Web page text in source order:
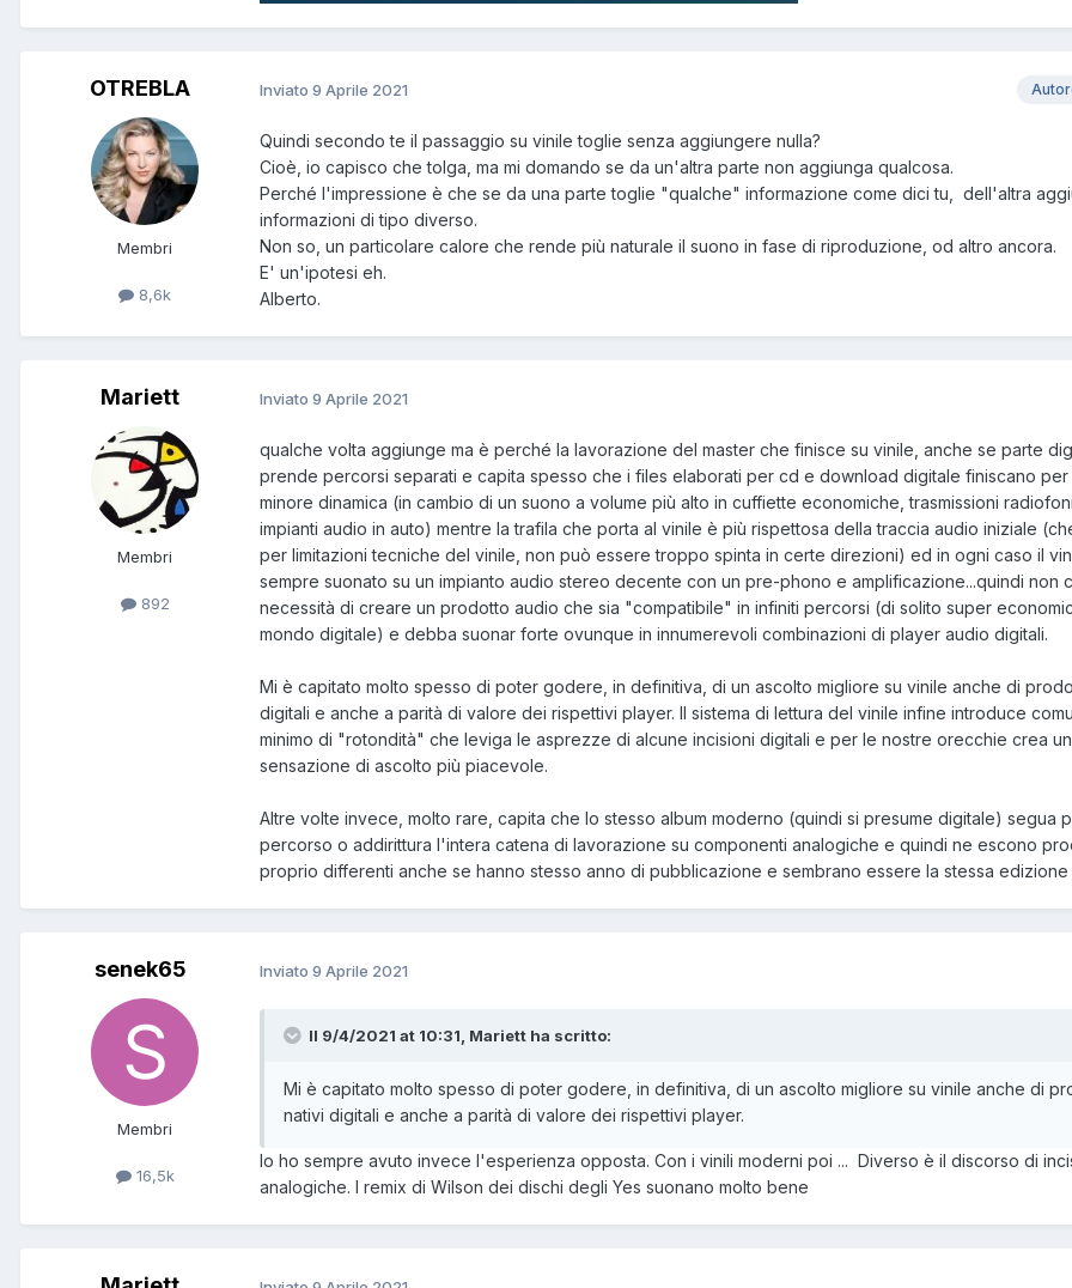
OTREBLA
Membri
8,6k
Inviato 9 Aprile 2021
Quindi secondo te il passaggio su vinile toglie senza aggiungere nulla?
Cioè, io capisco che tolga, ma mi domando se da un'altra parte non aggiunga qualcosa.
Perché l'impressione è che se da una parte toglie "qualche" informazione come dici tu, dell'altra
informazioni di tipo diverso.
Non so, un particolare calore che rende più naturale il suono in fase di riproduzione, od altro ancora.
E' un'ipotesi eh.
Alberto.
Mariett
Membri
892
Inviato 9 Aprile 2021
qualche volta aggiunge ma è perché la lavorazione del master che finisce su vinile, anche se parte
prende percorsi separati e capita spesso che i files elaborati per cd e download digitale finiscano per
minore dinamica (in cambio di un suono a volume più alto in cuffiette economiche, trasmissioni
impianti audio in auto) mentre la trafila che porta al vinile è più rispettosa della traccia audio iniziale
per limitazioni tecniche del vinile, non può essere troppo spinta in certe direzioni) ed in ogni caso il
sempre suonato su un impianto audio stereo decente con un pre-phono e amplificazione...quindi non
necessità di creare un prodotto audio che sia "compatibile" in infiniti percorsi (di solito super
mondo digitale) e debba suonar forte ovunque in innumerevoli combinazioni di player audio digitali.
Mi è capitato molto spesso di poter godere, in definitiva, di un ascolto migliore su vinile anche di
digitali e anche a parità di valore dei rispettivi player. Il sistema di lettura del vinile infine introduce
minimo di "rotondità" che leviga le asprezze di alcune incisioni digitali e per le nostre orecchie crea
sensazione di ascolto più piacevole.
Altre volte invece, molto rare, capita che lo stesso album moderno (quindi si presume digitale) segua
percorso o addirittura l'intera catena di lavorazione su componenti analogiche e quindi ne escono
proprio differenti anche se hanno stesso anno di pubblicazione e sembrano essere la stessa edizione
senek65
Membri
16,5k
Inviato 9 Aprile 2021
Il 9/4/2021 at 10:31, Mariett ha scritto:
Mi è capitato molto spesso di poter godere, in definitiva, di un ascolto migliore su vinile anche di
nativi digitali e anche a parità di valore dei rispettivi player.
Io ho sempre avuto invece l'esperienza opposta. Con i vinili moderni poi ... Diverso è il discorso di
analogiche. I remix di Wilson dei dischi degli Yes suonano molto bene